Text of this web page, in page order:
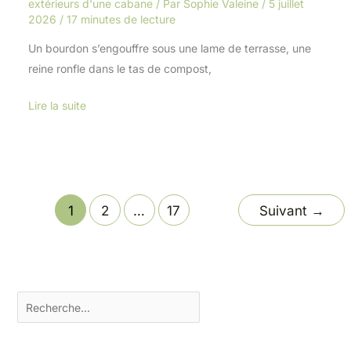
extérieurs d'une cabane/ Par Sophie Valeine / 5 juillet
2026 / 17 minutes de lecture
Un bourdon s’engouffre sous une lame de terrasse, une
reine ronfle dans le tas de compost,
Lire la suite
1 2 … 17 Suivant →